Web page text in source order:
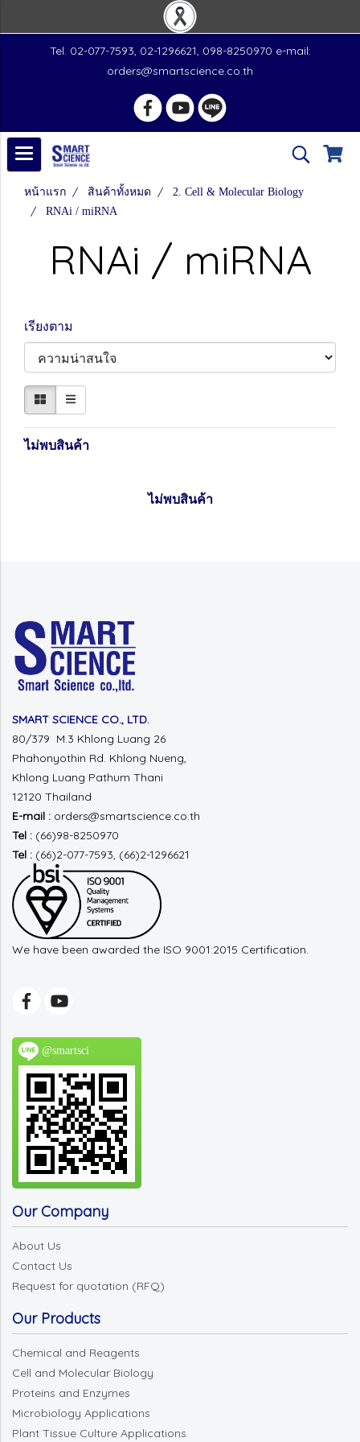
Tel. 02-077-7593, 02-1296621, 098-8250970 e-mail:
orders@smartscience.co.th
หน้าแรก สินค้าทั้งหมด
2. Cell & Molecular Biology
RNAi / miRNA
RNAi / miRNA
เรียงตาม
ไม่พบสินค้า
ไม่พบสินค้า
SMART SCIENCE CO., LTD.
80/379 M.3 Khlong Luang 26
Phahonyothin Rd. Khlong Nueng,
Khlong Luang Pathum Thani
12120 Thailand
E-mail : orders@smartscience.co.th
Tel : (66)98-8250970
Tel : (66)2-077-7593, (66)2-1296621
We have been awarded the ISO 9001:2015 Certification.
@smartsci
Our Company
About Us
Contact Us
Request for quotation (RFQ)
Our Products
Chemical and Reagents
Cell and Molecular Biology
Proteins and Enzymes
Microbiology Applications
Plant Tissue Culture Applications